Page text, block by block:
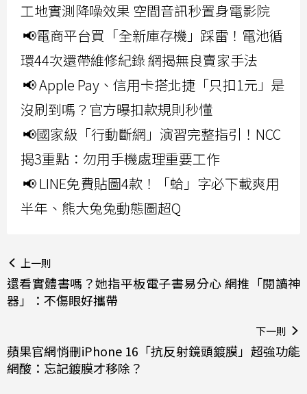
工地實測降噪效果 空間音訊秒置身電影院
📢電商平台買「全新庫存機」踩雷！電池循
環44次還帶維修紀錄 網揭無良賣家手法
📢 Apple Pay、信用卡搭北捷「只扣1元」是
沒刷到嗎？官方曝扣款規則秒懂
📢國家級「行動斷網」演習完整指引！NCC
揭3重點：勿用手機處理重要工作
📢 LINE免費貼圖4款！「蛤」字必下載爽用
半年、熊大兔兔動態圖超Q
上一則
還看實體書嗎？她指平板電子書易分心 網推「閱讀神
器」：不傷眼好攜帶
下一則
蘋果官網悄刪iPhone 16「抗反射鏡頭鍍膜」超強功能
網酸：忘記鍍膜才移除？